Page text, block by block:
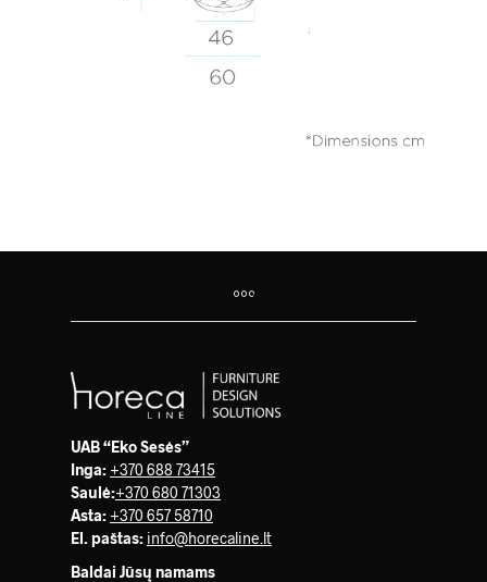
UAB “Eko Sesės”
Inga: +370 688 73415
Saulė:+370 680 71303
Asta: +370 657 58710
El. paštas: info@horecaline.lt
Baldai Jūsų namams